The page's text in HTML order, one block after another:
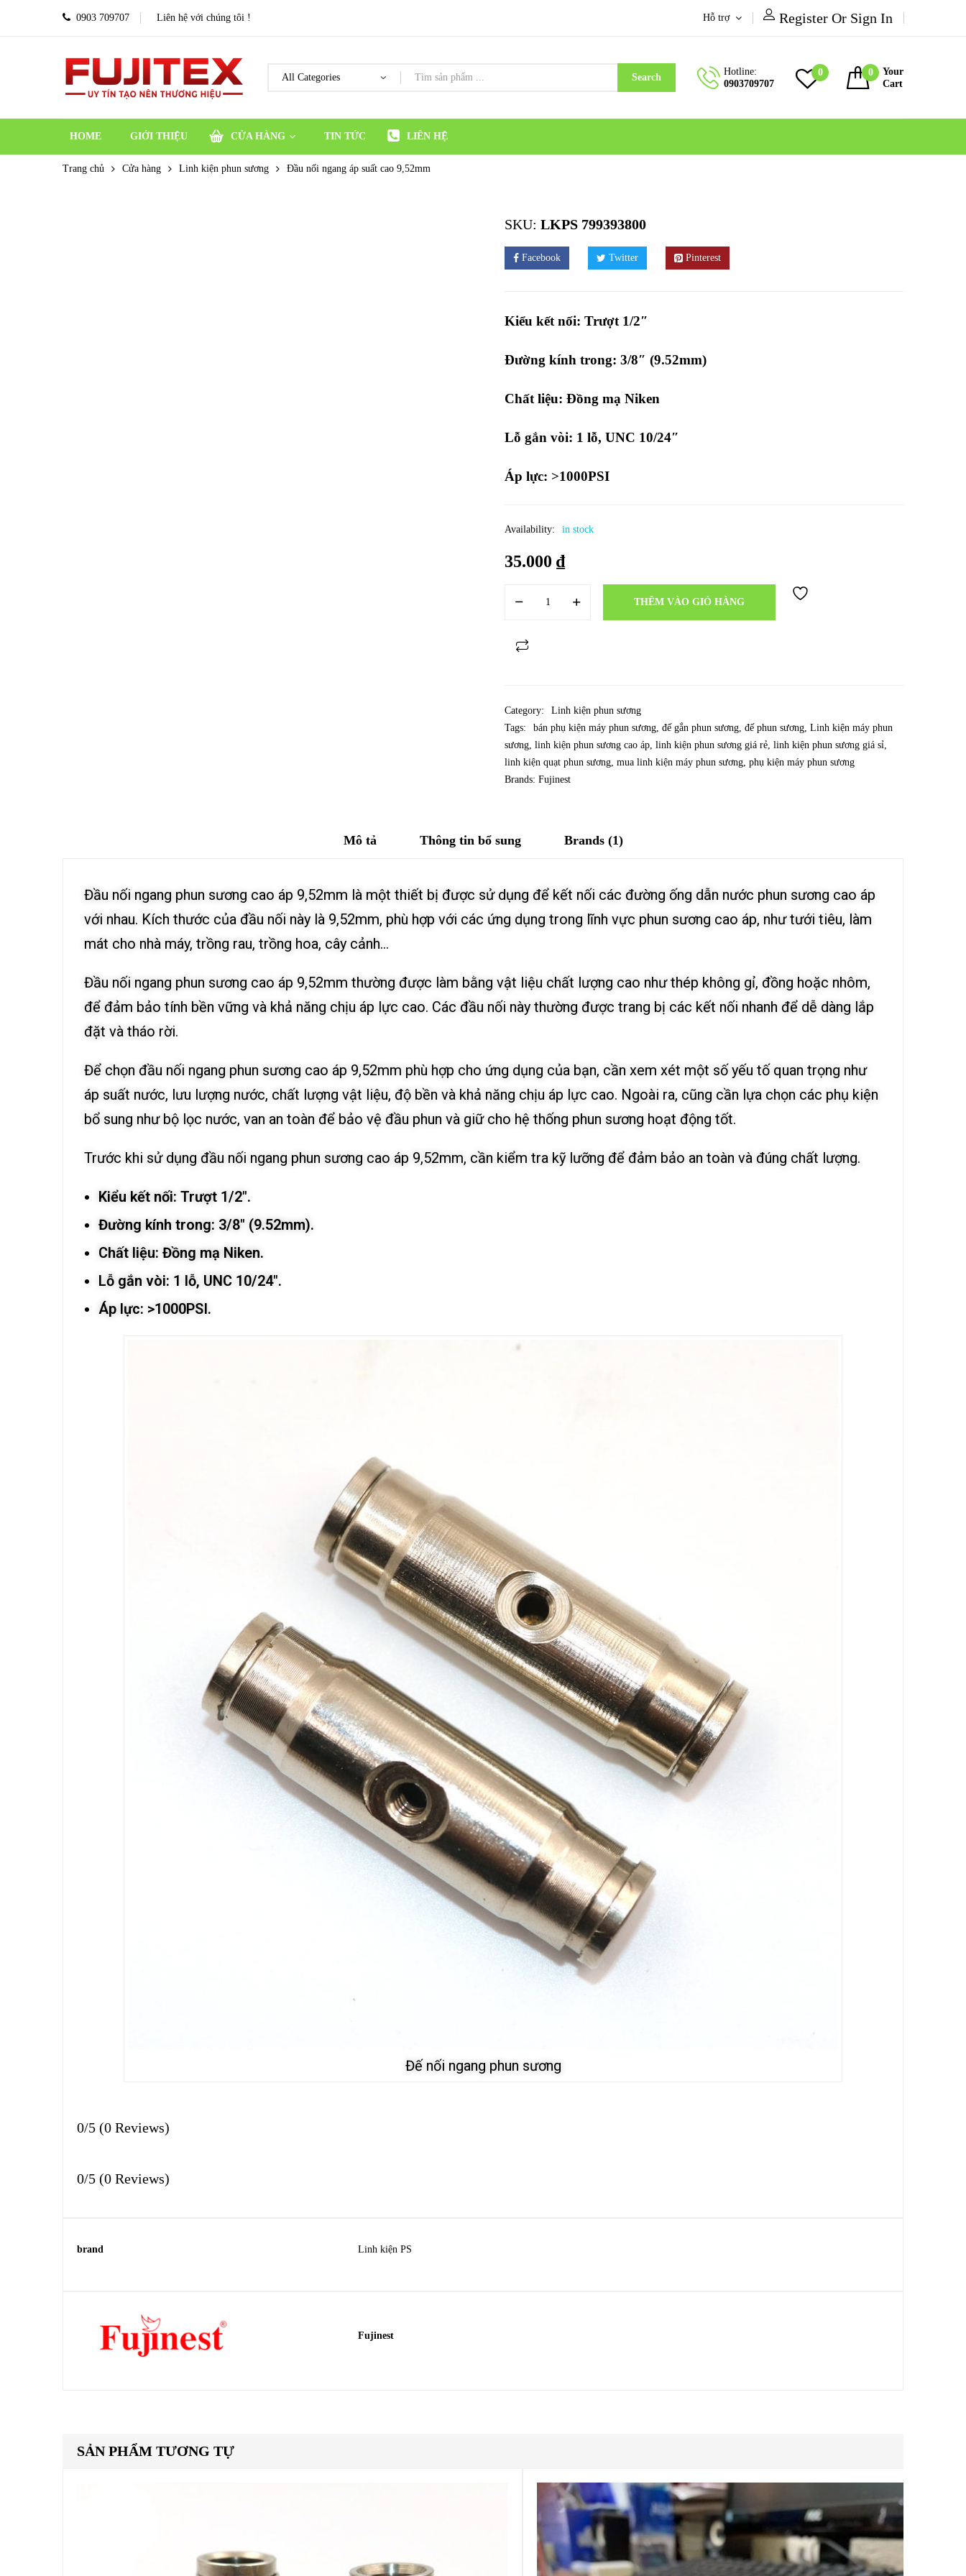
0903 709707 Liên hệ với chúng tôi ! Hỗ trợ Register Or Sign In
Search
Hotline:
0903709707
0 0
Your
Cart
HOME GIỚI THIỆU CỬA HÀNG TIN TỨC LIÊN HỆ
Trang chủ Cửa hàng Linh kiện phun sương Đầu nối ngang áp suất cao 9,52mm
SKU: LKPS 799393800
Facebook Twitter Pinterest
Kiểu kết nối: Trượt 1/2″
Đường kính trong: 3/8″ (9.52mm)
Chất liệu: Đồng mạ Niken
Lỗ gắn vòi: 1 lỗ, UNC 10/24″
Áp lực: >1000PSI
Availability: in stock
35.000 ₫
THÊM VÀO GIỎ HÀNG
Category:
Linh kiện phun sương
Tags:
bán phụ kiện máy phun sương, đế gắn phun sương, đế phun sương, Linh kiện máy phun
sương, linh kiện phun sương cao áp, linh kiện phun sương giá rẻ, linh kiện phun sương giá sỉ,
linh kiện quạt phun sương, mua linh kiện máy phun sương, phụ kiện máy phun sương
Brands: Fujinest
Mô tả Thông tin bổ sung Brands (1)
Đầu nối ngang phun sương cao áp 9,52mm là một thiết bị được sử dụng để kết nối các đường ống dẫn nước phun sương cao áp
với nhau. Kích thước của đầu nối này là 9,52mm, phù hợp với các ứng dụng trong lĩnh vực phun sương cao áp, như tưới tiêu, làm
mát cho nhà máy, trồng rau, trồng hoa, cây cảnh…
Đầu nối ngang phun sương cao áp 9,52mm thường được làm bằng vật liệu chất lượng cao như thép không gỉ, đồng hoặc nhôm,
để đảm bảo tính bền vững và khả năng chịu áp lực cao. Các đầu nối này thường được trang bị các kết nối nhanh để dễ dàng lắp
đặt và tháo rời.
Để chọn đầu nối ngang phun sương cao áp 9,52mm phù hợp cho ứng dụng của bạn, cần xem xét một số yếu tố quan trọng như
áp suất nước, lưu lượng nước, chất lượng vật liệu, độ bền và khả năng chịu áp lực cao. Ngoài ra, cũng cần lựa chọn các phụ kiện
bổ sung như bộ lọc nước, van an toàn để bảo vệ đầu phun và giữ cho hệ thống phun sương hoạt động tốt.
Trước khi sử dụng đầu nối ngang phun sương cao áp 9,52mm, cần kiểm tra kỹ lưỡng để đảm bảo an toàn và đúng chất lượng.
Kiểu kết nối: Trượt 1/2″.
Đường kính trong: 3/8″ (9.52mm).
Chất liệu: Đồng mạ Niken.
Lỗ gắn vòi: 1 lỗ, UNC 10/24″.
Áp lực: >1000PSI.
Đế nối ngang phun sương
0/5 (0 Reviews)
0/5 (0 Reviews)
brand Linh kiện PS
Fujinest
SẢN PHẨM TƯƠNG TỰ